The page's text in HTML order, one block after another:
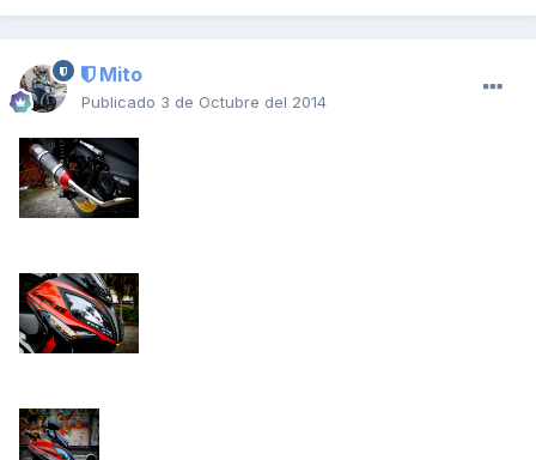
Mito
Publicado 3 de Octubre del 2014